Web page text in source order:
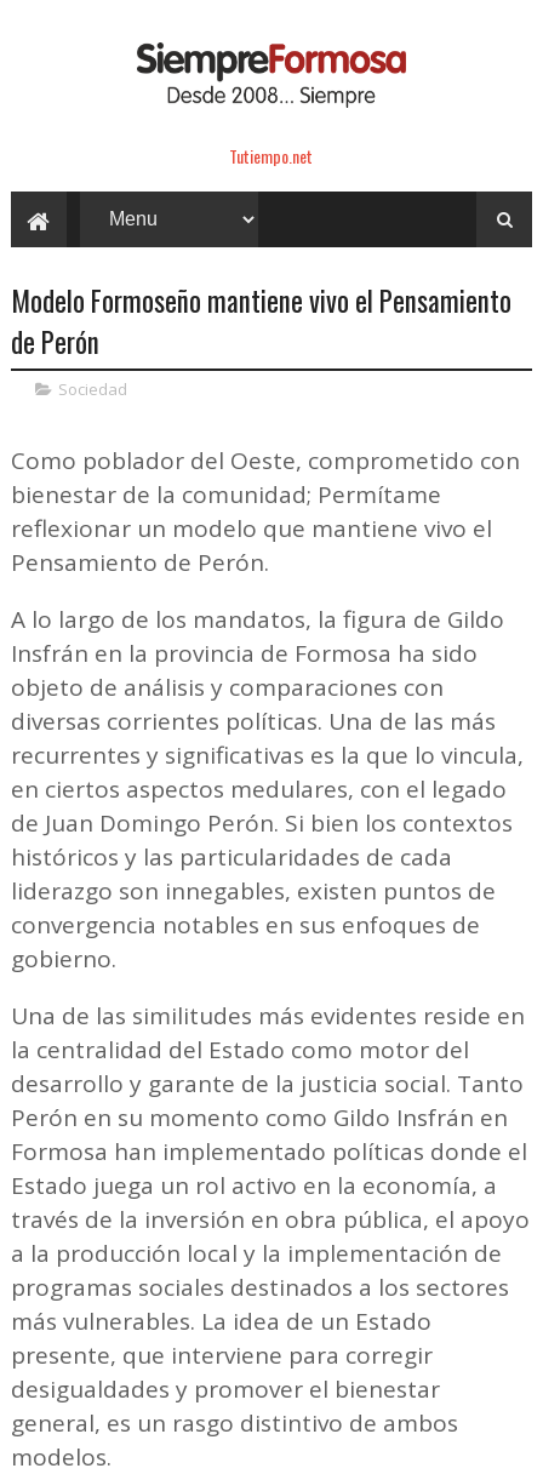
Tutiempo.net
Modelo Formoseño mantiene vivo el Pensamiento
de Perón
Sociedad
Como poblador del Oeste, comprometido con
bienestar de la comunidad; Permítame
reflexionar un modelo que mantiene vivo el
Pensamiento de Perón.
A lo largo de los mandatos, la figura de Gildo
Insfrán en la provincia de Formosa ha sido
objeto de análisis y comparaciones con
diversas corrientes políticas. Una de las más
recurrentes y significativas es la que lo vincula,
en ciertos aspectos medulares, con el legado
de Juan Domingo Perón. Si bien los contextos
históricos y las particularidades de cada
liderazgo son innegables, existen puntos de
convergencia notables en sus enfoques de
gobierno.
Una de las similitudes más evidentes reside en
la centralidad del Estado como motor del
desarrollo y garante de la justicia social. Tanto
Perón en su momento como Gildo Insfrán en
Formosa han implementado políticas donde el
Estado juega un rol activo en la economía, a
través de la inversión en obra pública, el apoyo
a la producción local y la implementación de
programas sociales destinados a los sectores
más vulnerables. La idea de un Estado
presente, que interviene para corregir
desigualdades y promover el bienestar
general, es un rasgo distintivo de ambos
modelos.